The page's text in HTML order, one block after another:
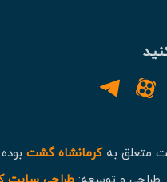
متعلق بهکرمانشاه گشت